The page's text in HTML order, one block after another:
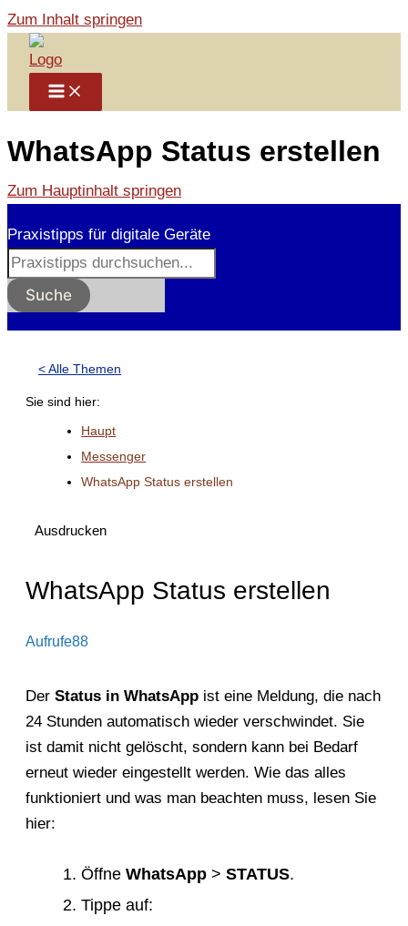
Zum Inhalt springen
WhatsApp Status erstellen
Zum Hauptinhalt springen
Praxistipps für digitale Geräte
Suche
< Alle Themen
Sie sind hier:
Haupt
Messenger
WhatsApp Status erstellen
Ausdrucken
WhatsApp Status erstellen
Aufrufe88
Der Status in WhatsApp ist eine Meldung, die nach
24 Stunden automatisch wieder verschwindet. Sie
ist damit nicht gelöscht, sondern kann bei Bedarf
erneut wieder eingestellt werden. Wie das alles
funktioniert und was man beachten muss, lesen Sie
hier:
ÖffneWhatsApp>STATUS.
Tippe auf: